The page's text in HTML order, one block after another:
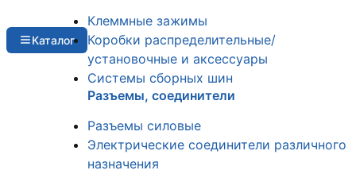
Каталог
Клеммные зажимы
Коробки распределительные/
установочные и аксессуары
Системы сборных шин
Разъемы, соединители
Разъемы силовые
Электрические соединители различного
назначения